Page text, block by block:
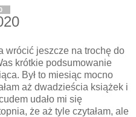
wrócić jeszcze na trochę do
krótkie podsumowanie
Był to miesiąc mocno
aż dwadzieścia książek i
udało mi się
że aż tyle czytałam, ale